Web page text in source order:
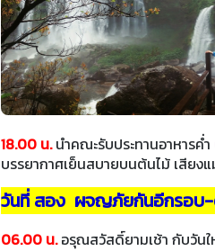
18.00 น.นำคณะรับประทานอาหารค่ำ
บรรยากาศเย็นสบายบนต้นไม้ เสีย
วันที่ สอง ผจญภัยกันอีกรอบ-
06.00 น.อรุณสวัสดิ์ยามเช้า กับวันใ